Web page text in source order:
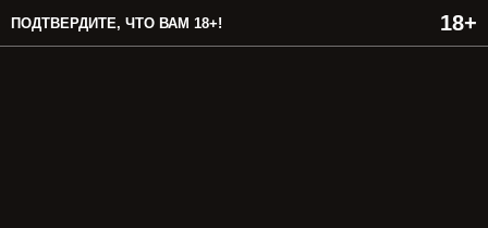
ПОДТВЕРДИТЕ, ЧТО ВАМ 18+!